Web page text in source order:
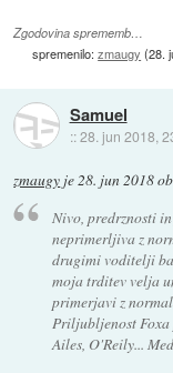
Zgodovina sprememb…
spremenilo:zmaugy (28.
Samuel
::28. jun 2018,
zmaugy je28. jun 2018
Nivo, predrznosti
neprimerljiva z
drugimi voditelji
moja trditev velja
primerjavi z
Priljubljenost Foxa
Ailes, O'Reily...